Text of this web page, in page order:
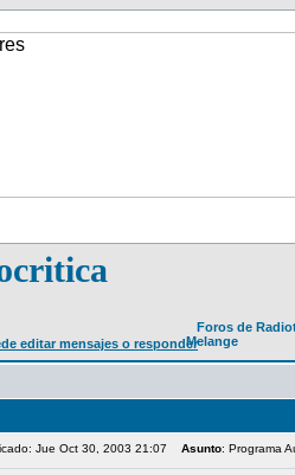
Foros de
Melange
Jue Oct 30, 2003 21:07 Asunto: Programa